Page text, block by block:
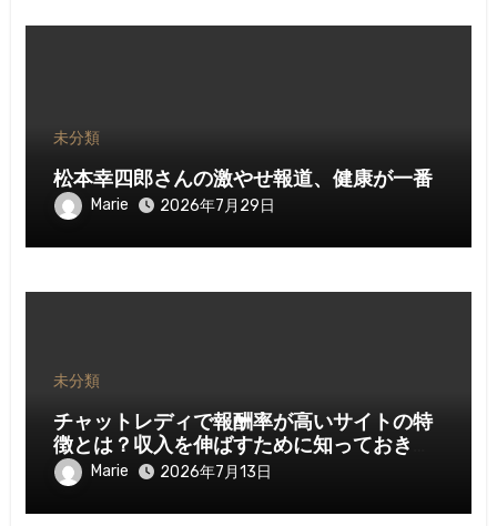
未分類
松本幸四郎さんの激やせ報道、健康が一番
Marie 2026年7月29日
未分類
チャットレディで報酬率が高いサイトの特
徴とは？収入を伸ばすために知っておきた
いポイント
Marie 2026年7月13日